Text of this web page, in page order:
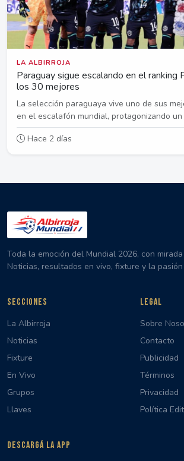
LA ALBIRROJA
Paraguay sigue escalando en el ranking
los 30 mejores
La selección paraguaya vive uno de sus
en el escalafón mundial, protagonizando un
Hace 2 días
Toda la emoción del Mundial 2026, con
Noticias, resultados en vivo, fixture y la
SECCIONES
La Albirroja
Noticias
Fixture
En Vivo
Grupos
Llaves
LEGAL
Sobre
Contacto
Publicidad
Términos
Privacidad
Política
DESCARGÁ LA APP